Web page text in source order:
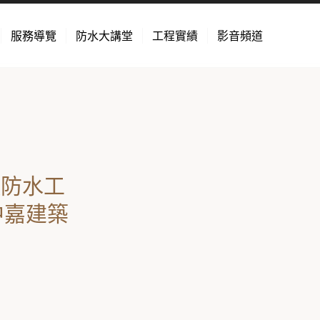
服務導覽 防水大講堂 工程實績 影音頻道
水工
建築